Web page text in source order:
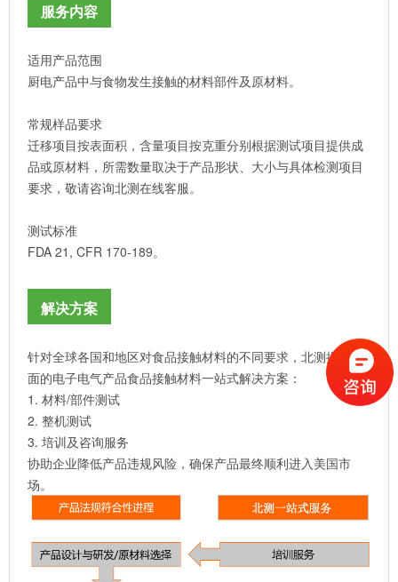
服务内容
适用产品范围
厨电产品中与食物发生接触的材料部件及原材料。
常规样品要求
迁移项目按表面积，含量项目按克重分别根据测试项目提供成
品或原材料，所需数量取决于产品形状、大小与具体检测项目
要求，敬请咨询北测在线客服。
测试标准
FDA 21, CFR 170-189。
解决方案
针对全球各国和地区对食品接触材料的不同要求，北测提供全
面的电子电气产品食品接触材料一站式解决方案：
1. 材料/部件测试
2. 整机测试
3. 培训及咨询服务
协助企业降低产品违规风险，确保产品最终顺利进入美国市
场。